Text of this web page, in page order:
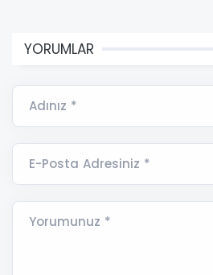
YORUMLAR
Adınız *
E-Posta Adresiniz *
Yorumunuz *